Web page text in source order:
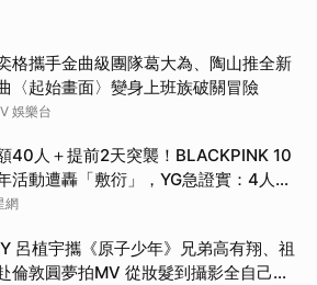
格攜手金曲級團隊葛大為、陶山推全新
〈起始畫面〉變身上班族破關冒險
娛樂台
40人＋提前2天突襲！BLACKPINK 10
活動遭轟「敷衍」，YG急證實：4人確
全體出席
網
呂植宇攜《原子少年》兄弟高有翔、祖
倫敦圓夢拍MV 從妝髮到攝影全自己